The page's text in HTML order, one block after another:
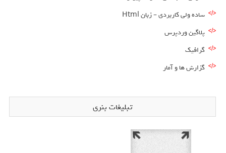
ساده ولی کاربردی – زبان Html
پلاگین وردپرس
گرافیک
گزارش ها و آمار
تبلیغات بنری